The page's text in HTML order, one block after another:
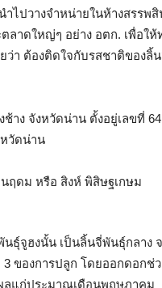
ำไปวางจำหน่ายในห้างสรรพ
ลาดใหญ่ๆ อย่าง อตก. เพื่อใ
ว่า ต้องติดใจกับรสชาติของลิ้
ช้าง จังหวัดน่าน ตั้งอยู่เลขที่
หวัดน่าน
ธุ์จูฮงนั้น เป็นลิ้นจี่พันธุ์กลาง จ
ของการปลูก โดยออกดอกช่ว
ลแก่ประมาณเดือนพฤษภาคม